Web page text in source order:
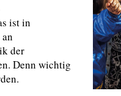
ist in
der
Denn wichtig